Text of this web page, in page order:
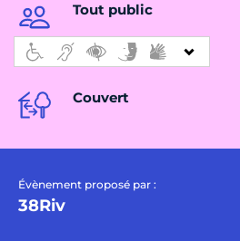
Tout public
Couvert
Évènement proposé par :
38Riv